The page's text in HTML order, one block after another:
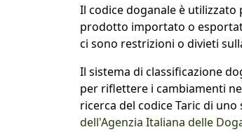
Il codice doganale è
prodotto importato o
ci sono restrizioni o divieti
Il sistema di classificazione
per riflettere i cambiamenti
ricerca del codice Taric di
dell'Agenzia Italiana delle